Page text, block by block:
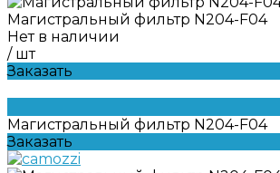
Магистральный фильтр N204-F04
Нет в наличии
/ шт
Заказать
Магистральный фильтр N204-F04
Заказать